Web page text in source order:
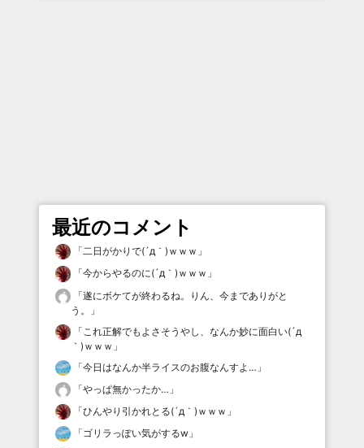
最近のコメント
「二日がかりで(´д｀)ｗｗｗ 」
「今からやるのに(´д｀)ｗｗｗ 」
「遂にボケてが終わるね。りん、今までありがと
う。
」
「 これ正解でもよさそうやし、なんか妙に面白い(´д
｀)ｗｗｗ 」
「今日はなんか半ライスのお腹なんすよ… 」
「やっぱ無かったか… 」
「ひんやり引かれとる(´д｀)ｗｗｗ 」
「ゴリラっぽい気がするw 」